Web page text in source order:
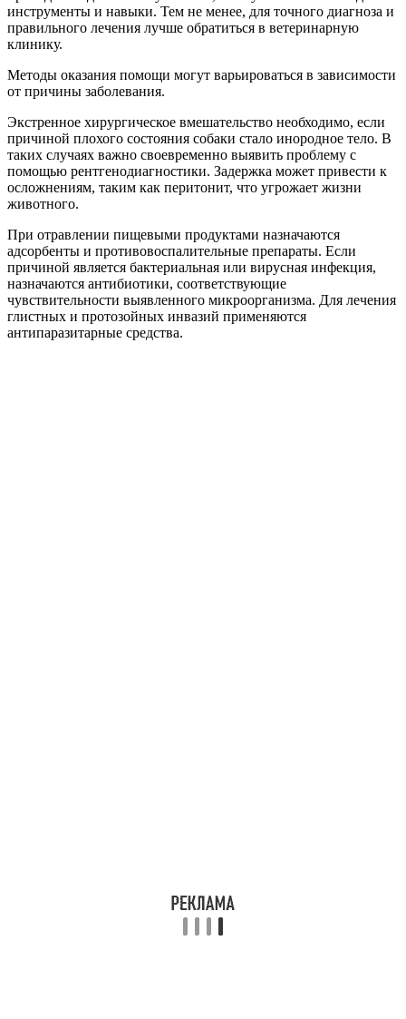
инструменты и навыки. Тем не менее, для точного диагноза и
правильного лечения лучше обратиться в ветеринарную
клинику.
Методы оказания помощи могут варьироваться в зависимости
от причины заболевания.
Экстренное хирургическое вмешательство необходимо, если
причиной плохого состояния собаки стало инородное тело. В
таких случаях важно своевременно выявить проблему с
помощью рентгенодиагностики. Задержка может привести к
осложнениям, таким как перитонит, что угрожает жизни
животного.
При отравлении пищевыми продуктами назначаются
адсорбенты и противовоспалительные препараты. Если
причиной является бактериальная или вирусная инфекция,
назначаются антибиотики, соответствующие
чувствительности выявленного микроорганизма. Для лечения
глистных и протозойных инвазий применяются
антипаразитарные средства.